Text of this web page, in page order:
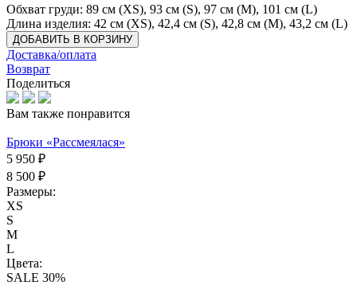
Обхват груди: 89 см (XS), 93 см (S), 97 см (M), 101 см (L)
Длина изделия: 42 см (XS), 42,4 см (S), 42,8 см (M), 43,2 см (L)
ДОБАВИТЬ В КОРЗИНУ
Доставка/оплата
Возврат
Поделиться
Вам также понравится
Брюки «Рассмеялася»
5 950 ₽
8 500 ₽
Размеры:
XS
S
M
L
Цвета:
SALE 30%